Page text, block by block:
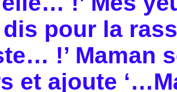
pour la
!’ Maman
et ajoute